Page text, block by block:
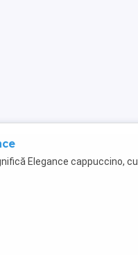
Elegance cappuccino, cu